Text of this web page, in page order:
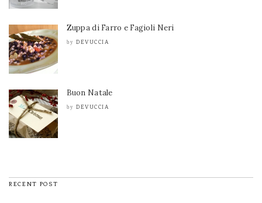
Zuppa di Farro e Fagioli Neri
by DEVUCCIA
Buon Natale
by DEVUCCIA
RECENT POST